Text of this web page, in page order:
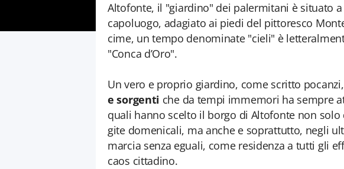
Altofonte, il "giardino" dei palermitani è situato
capoluogo, adagiato ai piedi del pittoresco
cime, un tempo denominate "cieli" è
"Conca d’Oro".
Un vero e proprio giardino, come scritto
e sorgenti che da tempi immemori ha sempre
quali hanno scelto il borgo di Altofonte non
gite domenicali, ma anche e soprattutto, negli
marcia senza eguali, come residenza a tutti gli
caos cittadino.